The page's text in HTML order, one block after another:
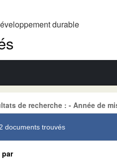
durable
de recherche : - Année de
2 documents trouvés
par